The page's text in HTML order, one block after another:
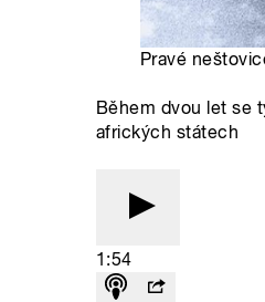
Pravé
Během dvou let se
afrických státech
1:54